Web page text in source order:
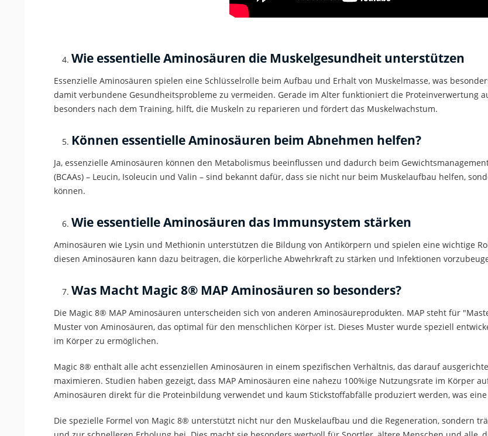
Wie essentielleAminosäuren die Muskelgesundheit unterstützen
Essenzielle Aminosäuren spielen eine Schlüsselrolle beim Aufbau und Erhalt von Muskelmasse, was
damit verbundene Gesundheitsprobleme zu vermeiden. Gerade im Alter funktioniert die Proteinverwertung
besonders nach dem Training, hilft, die Muskeln zu reparieren und fördert das Muskelwachstum.
Können essentielleAminosäuren beim Abnehmen helfen?
Ja, essenzielle Aminosäuren können den Metabolismus beeinflussen und dadurch beim
(BCAAs) – Leucin, Isoleucin und Valin – sind bekannt dafür, dass sie nicht nur beim Muskelaufbau helfen,
können.
Wie essentielleAminosäuren das Immunsystem stärken
Aminosäuren wie Lysin und Methionin unterstützen die Bildung von Antikörpern und spielen eine wichtige
diesen Aminosäuren kann dazu beitragen, die körperliche Abwehrkraft zu stärken und Infektionen
Was Macht Magic 8® MAP Aminosäuren so besonders?
Die Magic 8® MAP Aminosäuren unterscheiden sich von anderen Aminosäureprodukten. MAP steht für
Muster von Aminosäuren, das optimal für den menschlichen Körper ist. Dieses Muster wurde speziell
im Körper zu ermöglichen.
Magic 8® enthält alle acht essenziellen Aminosäuren in einem spezifischen Verhältnis, das darauf
maximieren. Studien haben gezeigt, dass MAP Aminosäuren eine nahezu 100%ige Nutzungsrate im Körper
Aminosäuren direkt für die Proteinbildung verwendet und kaum Stickstoffabfälle produziert werden, was
Die spezielle Formel von Magic 8® unterstützt nicht nur den Muskelaufbau und die Regeneration, sondern